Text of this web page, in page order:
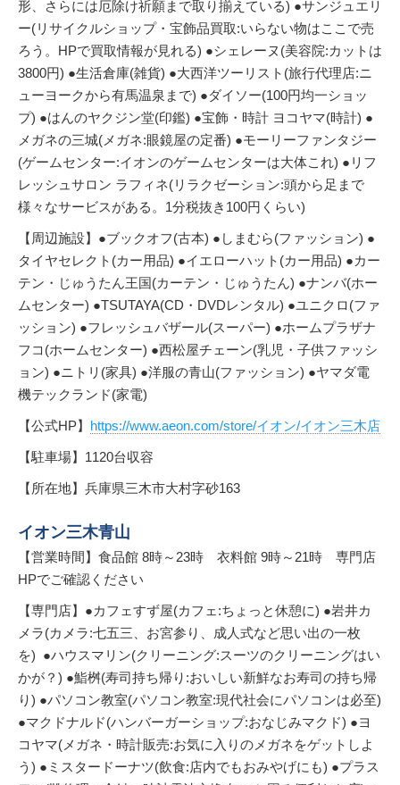
形、さらには厄除け祈願まで取り揃えている) ●サンジュエリ
ー(リサイクルショップ・宝飾品買取:いらない物はここで売
ろう。HPで買取情報が見れる) ●シェレーヌ(美容院:カットは
3800円) ●生活倉庫(雑貨) ●大西洋ツーリスト(旅行代理店:ニ
ューヨークから有馬温泉まで) ●ダイソー(100円均一ショッ
プ) ●はんのヤクジン堂(印鑑) ●宝飾・時計 ヨコヤマ(時計) ●
メガネの三城(メガネ:眼鏡屋の定番) ●モーリーファンタジー
(ゲームセンター:イオンのゲームセンターは大体これ) ●リフ
レッシュサロン ラフィネ(リラクゼーション:頭から足まで
様々なサービスがある。1分税抜き100円くらい)
【周辺施設】●ブックオフ(古本) ●しまむら(ファッション) ●
タイヤセレクト(カー用品) ●イエローハット(カー用品) ●カー
テン・じゅうたん王国(カーテン・じゅうたん) ●ナンバ(ホー
ムセンター) ●TSUTAYA(CD・DVDレンタル) ●ユニクロ(ファ
ッション) ●フレッシュバザール(スーパー) ●ホームプラザナ
フコ(ホームセンター) ●西松屋チェーン(乳児・子供ファッシ
ョン) ●ニトリ(家具) ●洋服の青山(ファッション) ●ヤマダ電
機テックランド(家電)
【公式HP】 https://www.aeon.com/store/イオン/イオン三木店
【駐車場】1120台収容
【所在地】兵庫県三木市大村字砂163
イオン三木青山
【営業時間】食品館 8時～23時 衣料館 9時～21時 専門店
HPでご確認ください
【専門店】●カフェすず屋(カフェ:ちょっと休憩に) ●岩井カ
メラ(カメラ:七五三、お宮参り、成人式など思い出の一枚
を) ●ハウスマリン(クリーニング:スーツのクリーニングはい
かが？) ●鮨桝(寿司持ち帰り:おいしい新鮮なお寿司の持ち帰
り) ●パソコン教室(パソコン教室:現代社会にパソコンは必至)
●マクドナルド(ハンバーガーショップ:おなじみマクド) ●ヨ
コヤマ(メガネ・時計販売:お気に入りのメガネをゲットしよ
う) ●ミスタードーナツ(飲食:店内でもおみやげにも) ●プラス